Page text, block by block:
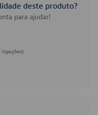
deste produto?
para ajudar!
ligações)